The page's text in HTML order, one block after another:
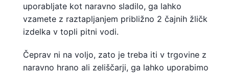
uporabljate kot naravno sladilo, ga lahko
vzamete z raztapljanjem približno 2 čajnih žličk
izdelka v topli pitni vodi.
Čeprav ni na voljo, zato je treba iti v trgovine z
naravno hrano ali zeliščarji, ga lahko uporabimo